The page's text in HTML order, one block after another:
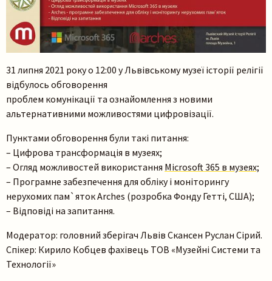
31 липня 2021 року о 12:00 у Львівському музеї історії релігії
відбулось обговорення
проблем комунікації та ознайомлення з новими
альтернативними можливостями цифровізації.
Пунктами обговорення були такі питання:
– Цифрова трансформація в музеях;
– Огляд можливостей використання Microsoft 365 в музеях;
– Програмне забезпечення для обліку і моніторингу
нерухомих пам`яток Arches (розробка Фонду Гетті, США);
– Відповіді на запитання.
Модератор: головний зберігач Львів Скансен Руслан Сірий.
Спікер: Кирило Кобцев фахівець ТОВ «Музейні Системи та
Технології»